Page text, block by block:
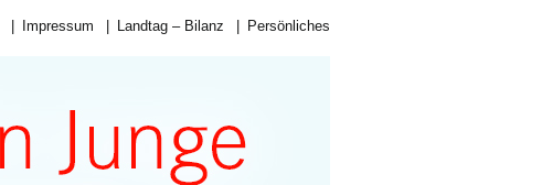
Impressum Landtag – Bilanz Persönliches